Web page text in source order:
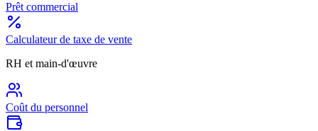
Prêt commercial
Calculateur de taxe de vente
RH et main-d'œuvre
Coût du personnel